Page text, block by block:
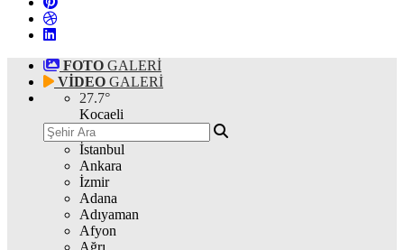
FOTO GALERİ
VİDEO GALERİ
27.7°
Kocaeli
İstanbul
Ankara
İzmir
Adana
Adıyaman
Afyon
Ağrı